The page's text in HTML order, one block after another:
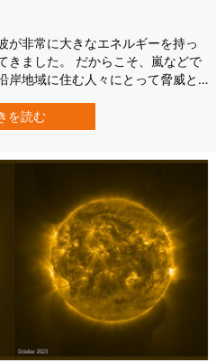
が非常に大きなエネルギーを持っ
きました。 だからこそ、嵐などで
岸地域に住む人々にとって脅威と
ロックが有名ですが、実は自然の
威から沿岸地域を保護するのに役
を読む